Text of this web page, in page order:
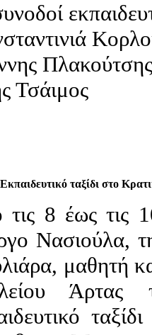
Πλακούτσης
Τσάιμος
Εκπαιδευτικό ταξίδι στο
8 έως τις
Νασιούλα,
μαθητή
Άρτας